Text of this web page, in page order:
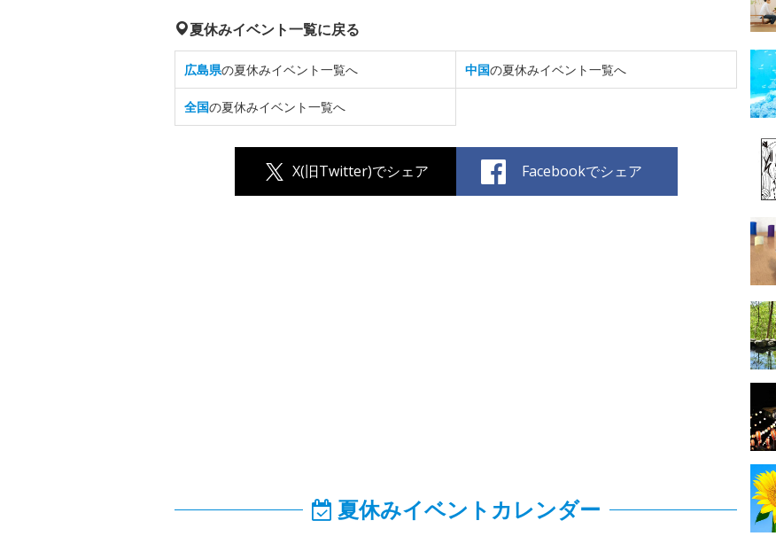
夏休みイベント一覧に戻る
広島県の夏休みイベント一覧へ 中国の夏休みイベント一覧へ
全国の夏休みイベント一覧へ
X(旧Twitter)でシェア Facebookでシェア
夏休みイベントカレンダー